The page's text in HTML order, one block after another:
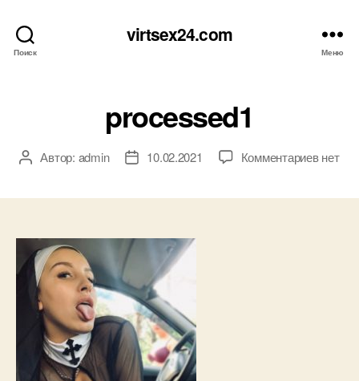
Поиск
virtsex24.com
Меню
processed1
АвторАвтор: admin
Дата10.02.2021 Комментариевк
нет